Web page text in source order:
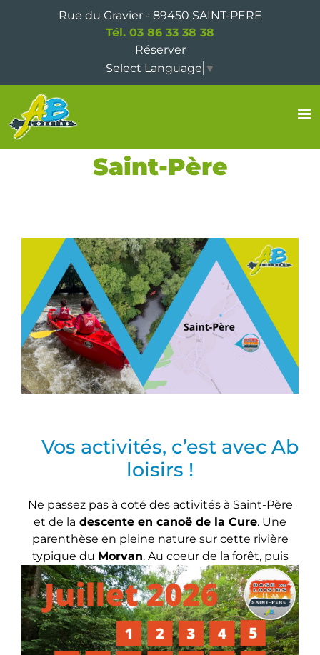
Rue du Gravier - 89450 SAINT-PERE
Tél. 03 86 33 38 38
Réserver
Select Language ▼
Saint-Père
Vos activités, c’est avec Ab
loisirs !
Ne passez pas à coté des activités à Saint-Père
et de la descente en canoë de la Cure. Une
parenthèse en pleine nature sur cette rivière
typique du Morvan. Au coeur de la forêt, puis